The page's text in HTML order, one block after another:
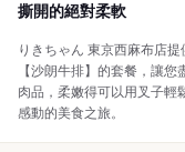
撕開的絕對柔軟
りきちゃん 東京西麻布店
【沙朗牛排】的套餐，讓
肉品，柔嫩得可以用叉子輕
感動的美食之旅。